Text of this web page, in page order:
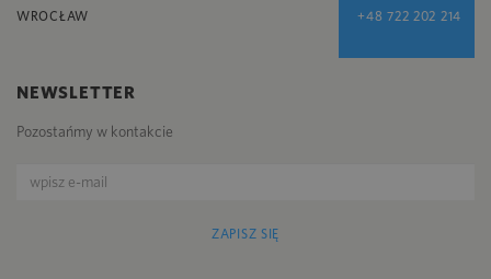
WROCŁAW +48 722 202 214
NEWSLETTER
Pozostańmy w kontakcie
ZAPISZ SIĘ